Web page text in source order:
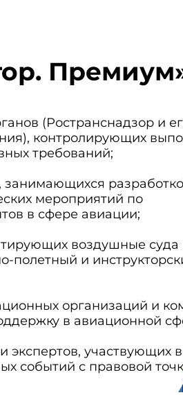
(Ространснадзор и
контролирующих
требований;
занимающихся
мероприятий по
в сфере авиации;
воздушные суда
полетный и
организаций и
в авиационной
экспертов, участвующих в
событий с правовой